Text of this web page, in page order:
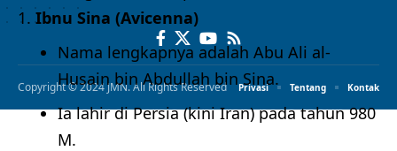
Ibnu Sina (Avicenna)
Nama lengkapnya adalah Abu Ali al-
Husain bin Abdullah bin Sina.
Ia lahir di Persia (kini Iran) pada tahun 980
M.
Copyright © 2024 JMN. All Rights Reserved Privasi Tentang Kontak